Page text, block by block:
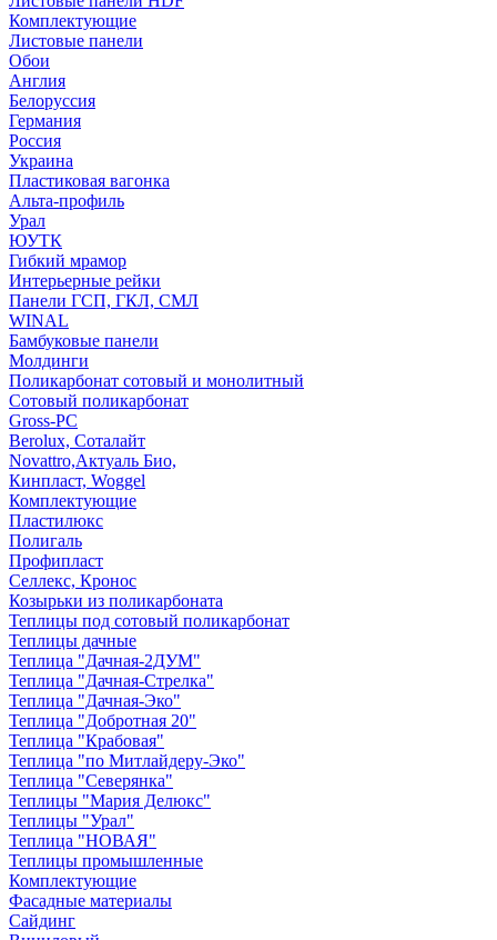
Комплектующие
Листовые панели
Обои
Англия
Белоруссия
Германия
Россия
Украина
Пластиковая вагонка
Альта-профиль
Урал
ЮУТК
Гибкий мрамор
Интерьерные рейки
Панели ГСП, ГКЛ, СМЛ
WINAL
Бамбуковые панели
Молдинги
Поликарбонат сотовый и монолитный
Сотовый поликарбонат
Gross-PC
Berolux, Соталайт
Novattro,Актуаль Био,
Кинпласт, Woggel
Комплектующие
Пластилюкс
Полигаль
Профипласт
Селлекс, Кронос
Козырьки из поликарбоната
Теплицы под сотовый поликарбонат
Теплицы дачные
Теплица "Дачная-2ДУМ"
Теплица "Дачная-Стрелка"
Теплица "Дачная-Эко"
Теплица "Добротная 20"
Теплица "Крабовая"
Теплица "по Митлайдеру-Эко"
Теплица "Северянка"
Теплицы "Мария Делюкс"
Теплицы "Урал"
Теплица "НОВАЯ"
Теплицы промышленные
Комплектующие
Фасадные материалы
Сайдинг